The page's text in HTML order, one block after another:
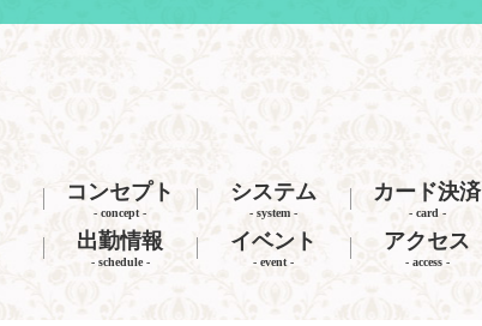
コンセプト
- concept -
システム
- system -
カード決済
- card -
出勤情報
- schedule -
イベント
- event -
アクセス
- access -